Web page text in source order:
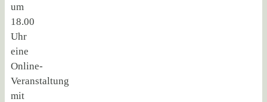
um
18.00
Uhr
eine
Online-
Veranstaltung
mit